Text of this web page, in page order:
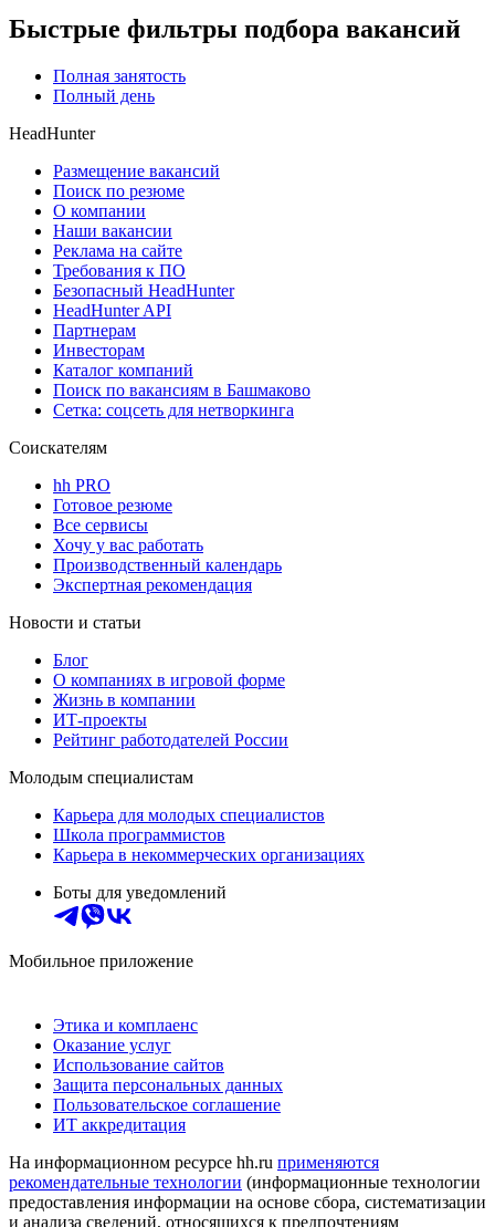
Быстрые фильтры подбора вакансий
Полная занятость
Полный день
HeadHunter
Размещение вакансий
Поиск по резюме
О компании
Наши вакансии
Реклама на сайте
Требования к ПО
Безопасный HeadHunter
HeadHunter API
Партнерам
Инвесторам
Каталог компаний
Поиск по вакансиям в Башмаково
Сетка: соцсеть для нетворкинга
Соискателям
hh PRO
Готовое резюме
Все сервисы
Хочу у вас работать
Производственный календарь
Экспертная рекомендация
Новости и статьи
Блог
О компаниях в игровой форме
Жизнь в компании
ИТ-проекты
Рейтинг работодателей России
Молодым специалистам
Карьера для молодых специалистов
Школа программистов
Карьера в некоммерческих организациях
Боты для уведомлений
Мобильное приложение
Этика и комплаенс
Оказание услуг
Использование сайтов
Защита персональных данных
Пользовательское соглашение
ИТ аккредитация
На информационном ресурсе hh.ru применяются
рекомендательные технологии (информационные технологии
предоставления информации на основе сбора, систематизации
и анализа сведений, относящихся к предпочтениям